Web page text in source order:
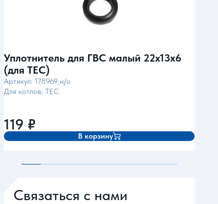
Уплотнитель для ГВС малый 22x13x6
(для TEC)
Артикул: 178969_н/о
Для котлов: TEC
119 ₽
В корзину
Связаться с нами